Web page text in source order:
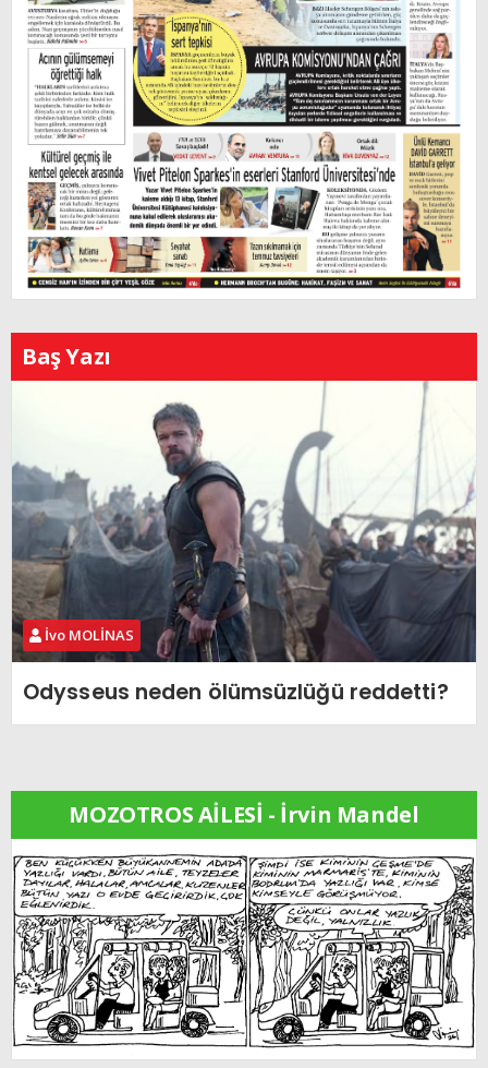
Baş Yazı
İvo MOLİNAS
Odysseus neden ölümsüzlüğü reddetti?
MOZOTROS AİLESİ - İrvin Mandel